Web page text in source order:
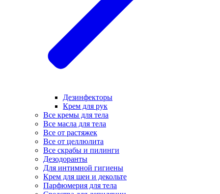
Дезинфекторы
Крем для рук
Все кремы для тела
Все масла для тела
Все от растяжек
Все от целлюлита
Все скрабы и пилинги
Дезодоранты
Для интимной гигиены
Крем для шеи и декольте
Парфюмерия для тела